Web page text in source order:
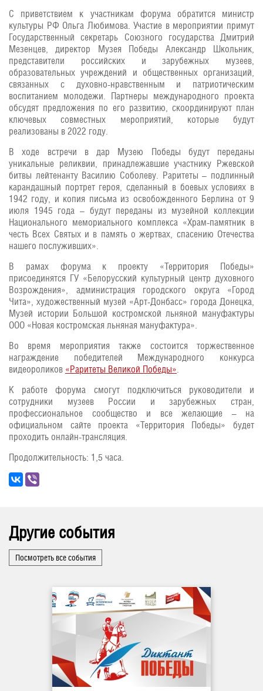
С приветствием к участникам форума обратится министр
культуры РФ Ольга Любимова. Участие в мероприятии примут
Государственный секретарь Союзного государства Дмитрий
Мезенцев, директор Музея Победы Александр Школьник,
представители российских и зарубежных музеев,
образовательных учреждений и общественных организаций,
связанных с духовно-нравственным и патриотическим
воспитанием молодежи. Партнеры международного проекта
обсудят предложения по его развитию, скоординируют план
ключевых совместных мероприятий, которые будут
реализованы в 2022 году.
В ходе встречи в дар Музею Победы будут переданы
уникальные реликвии, принадлежавшие участнику Ржевской
битвы лейтенанту Василию Соболеву. Раритеты – подлинный
карандашный портрет героя, сделанный в боевых условиях в
1942 году, и копия письма из освобожденного Берлина от 9
июля 1945 года – будут переданы из музейной коллекции
Национального мемориального комплекса «Храм-памятник в
честь Всех Святых и в память о жертвах, спасению Отечества
нашего послуживших».
В рамах форума к проекту «Территория Победы»
присоединятся ГУ «Белорусский культурный центр духовного
Возрождения», администрация городского округа «Город
Чита», художественный музей «Арт-Донбасс» города Донецка,
Музей истории Большой костромской льняной мануфактуры
ООО «Новая костромская льняная мануфактура».
Во время мероприятия также состоится торжественное
награждение победителей Международного конкурса
видеороликов «Раритеты Великой Победы».
К работе форума смогут подключиться руководители и
сотрудники музеев России и зарубежных стран,
профессиональное сообщество и все желающие – на
официальном сайте проекта «Территория Победы» будет
проходить онлайн-трансляция.
Продолжительность: 1,5 часа.
Другие события
Посмотреть все события